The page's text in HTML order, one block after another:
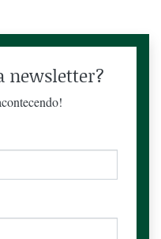
newsletter?